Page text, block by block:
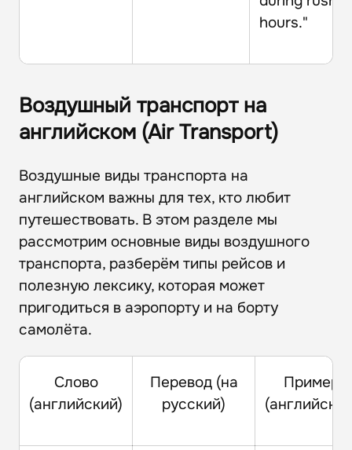
hours."
Воздушный транспорт на
английском (Air Transport)
Воздушные виды транспорта на
английском важны для тех, кто любит
путешествовать. В этом разделе мы
рассмотрим основные виды воздушного
транспорта, разберём типы рейсов и
полезную лексику, которая может
пригодиться в аэропорту и на борту
самолёта.
Слово
(английский)
Перевод (на
русский)
Пример